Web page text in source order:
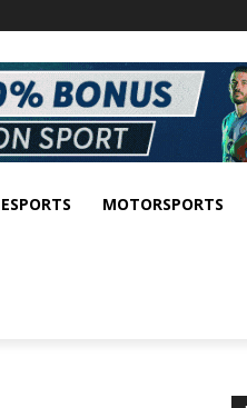
ESPORTS MOTORSPORTS